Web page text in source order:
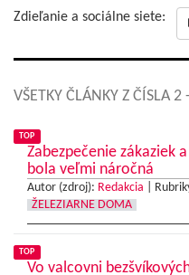
Zdieľanie a sociálne siete:
VŠETKY ČLÁNKY Z ČÍSLA 2
TOP
Zabezpečenie zákaziek
bola veľmi náročná
Autor (zdroj): Redakcia
ŽELEZIARNE DOMA
TOP
Vo valcovni